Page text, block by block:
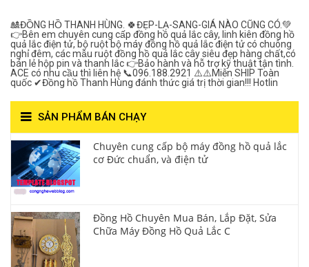
🎎ĐỒNG HỒ THANH HÙNG. 🍀ĐẸP-LẠ-SANG-GIÁ NÀO CŨNG CÓ.💚
👉Bên em chuyên cung cấp đồng hồ quả lắc cây, linh kiên đồng hồ
quả lắc điện tử, bộ ruột bộ máy đồng hồ quả lắc điện tử có chuông
nghỉ đêm, các mẫu ruột đồng hồ quả lắc cây siêu đẹp hàng chất,có
bán lẻ hộp pin và thanh lắc 👉Bảo hành và hỗ trợ kỹ thuật tận tình.
ACE có nhu cầu thì liên hệ 📞096.188.2921 ⚠️⚠️Miễn SHIP Toàn
quốc ✔Đồng hồ Thanh Hùng đánh thức giá trị thời gian!!! Hotlin
SẢN PHẨM BÁN CHẠY
Chuyên cung cấp bộ máy đồng hồ quả lắc
cơ Đức chuẩn, và điện tử
Đồng Hồ Chuyên Mua Bán, Lắp Đặt, Sửa
Chữa Máy Đồng Hồ Quả Lắc C